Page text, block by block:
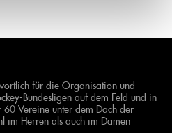
für die Organisation und
Bundesligen auf dem Feld und in
Vereine unter dem Dach der
im Herren als auch im Damen